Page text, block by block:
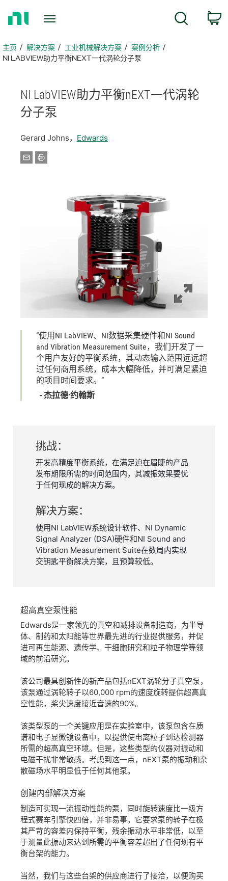
页主页 解决方案 ​工业机械解决方案
案例分析
NI LABVIEW助力平衡NEXT一代涡轮分子泵
NI LabVIEW助力平衡nEXT一代涡轮
分子泵
Gerard Johns， Edwards
“使用 NI LabVIEW、 NI数据采集硬件和NI Sound
and Vibration Measurement Suite， 我们开发了一
个用户友好的平衡系统， 其动态输入范围远远超
过任何商用 系统， 成本大幅降低， 并可满足紧迫
的项目 时间要求。”
- 杰拉德·约翰斯
挑战：
开发高精度平衡系统，在满足迫在眉睫的产品
发布期限所需的时间范围内，其减振效果要优
于任何现成的解决方案。
解决方案：
使用NI LabVIEW系统设计软件、NI Dynamic
Signal Analyzer (DSA)硬件和NI Sound and
Vibration Measurement Suite在数周内实现
交钥匙平衡解决方案，且预算较低。
超高真空泵性能
Edwards是一家领先的真空和减排设备制造商，为半导
体、制药和太阳能等世界最先进的行业提供服务，并促
进可再生能源、遗传学、干细胞研究和粒子物理学等领
域的前沿研究。
该公司最具创新性的新产品包括nEXT涡轮分子真空泵，
该泵通过涡轮转子以60,000 rpm的速度旋转提供超高真
空性能，桨尖速度接近音速的90%。
该类型泵的一个关键应用是在实验室中，该泵包含在质
谱和电子显微镜设备中，以提供使电离粒子到达检测器
所需的超高真空环境。但是，这些类型的仪器对振动和
电磁干扰非常敏感。考虑到这一点，nEXT泵的振动和杂
散磁场水平明显低于任何其他泵。
创建内部解决方案
制造可实现一流振动性能的泵，同时旋转速度比一级方
程式赛车引擎快四倍，并非易事。它要求泵的转子在极
其严苛的容差内保持平衡，残余振动水平非常低，以至
于测量此振动来达到所需的平衡容差超出了任何现有平
衡台架的能力。
当然，我们与这些台架的供应商进行了接洽，以便购买